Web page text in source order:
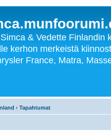
& Vedette Finlandin
kerhon merkeistä
France, Matra,
‹ Tapahtumat